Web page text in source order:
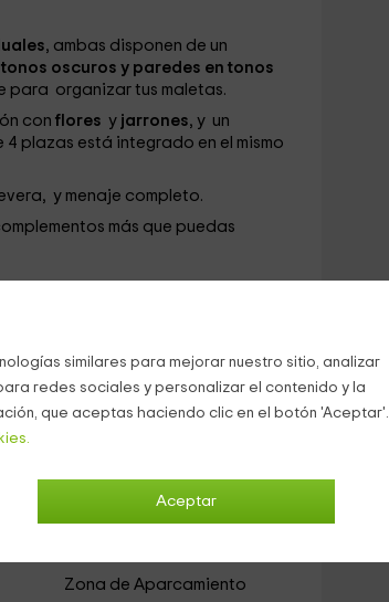
similares para mejorar nuestro sitio, analizar
redes sociales y personalizar el contenido y la
que aceptas haciendo clic en el botón 'Aceptar'.
Aceptar
, ambas disponen de un
oscuros y paredes en tonos
para organizar tus maletas.
con flores yjarrones, y un
plazas está integrado en el mismo
y menaje completo.
más que puedas
y suterraza.
Rurales)
Zona de Aparcamiento